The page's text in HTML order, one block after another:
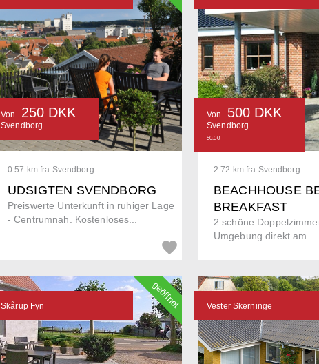
0.57 km fra Svendborg
UDSIGTEN SVENDBORG
Preiswerte Unterkunft in ruhiger Lage
- Centrumnah. Kostenloses...
Von 250 DKK
Svendborg
2.72 km fra Svendborg
BEACHHOUSE
BREAKFAST
2 schöne
Umgebung direkt am...
Von 500 DKK
Svendborg
50.00
Skårup Fyn geöffnet Vester Skerninge